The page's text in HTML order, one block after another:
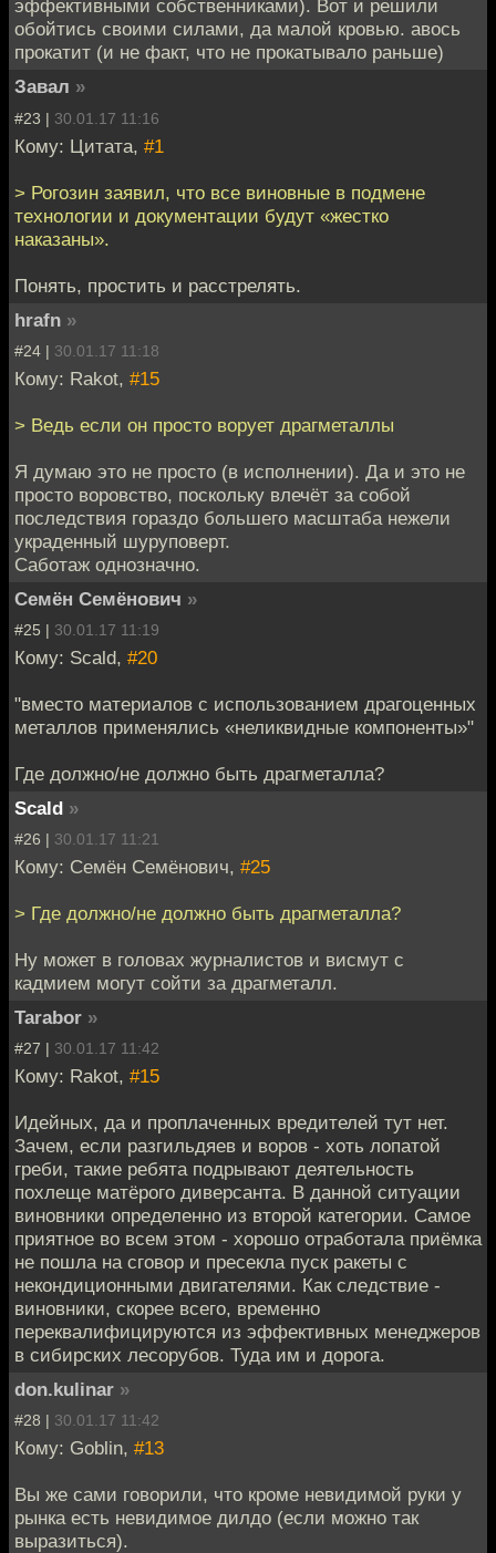
эффективными собственниками). Вот и решили
обойтись своими силами, да малой кровью. авось
прокатит (и не факт, что не прокатывало раньше)
Завал »
#23 | 30.01.17 11:16
Кому: Цитата, #1
> Рогозин заявил, что все виновные в подмене
технологии и документации будут «жестко
наказаны».
Понять, простить и расстрелять.
hrafn »
#24 | 30.01.17 11:18
Кому: Rakot, #15
> Ведь если он просто ворует драгметаллы
Я думаю это не просто (в исполнении). Да и это не
просто воровство, поскольку влечёт за собой
последствия гораздо большего масштаба нежели
украденный шуруповерт.
Саботаж однозначно.
Семён Семёнович »
#25 | 30.01.17 11:19
Кому: Scald, #20
"вместо материалов с использованием драгоценных
металлов применялись «неликвидные компоненты»"
Где должно/не должно быть драгметалла?
Scald »
#26 | 30.01.17 11:21
Кому: Семён Семёнович, #25
> Где должно/не должно быть драгметалла?
Ну может в головах журналистов и висмут с
кадмием могут сойти за драгметалл.
Tarabor »
#27 | 30.01.17 11:42
Кому: Rakot, #15
Идейных, да и проплаченных вредителей тут нет.
Зачем, если разгильдяев и воров - хоть лопатой
греби, такие ребята подрывают деятельность
похлеще матёрого диверсанта. В данной ситуации
виновники определенно из второй категории. Самое
приятное во всем этом - хорошо отработала приёмка
не пошла на сговор и пресекла пуск ракеты с
некондиционными двигателями. Как следствие -
виновники, скорее всего, временно
переквалифицируются из эффективных менеджеров
в сибирских лесорубов. Туда им и дорога.
don.kulinar »
#28 | 30.01.17 11:42
Кому: Goblin, #13
Вы же сами говорили, что кроме невидимой руки у
рынка есть невидимое дилдо (если можно так
выразиться).